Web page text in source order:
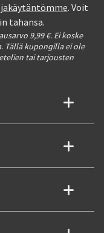
. Voit
tahansa.
9,99 €. Ei koske
Tällä kupongilla ei ole
tai tarjousten